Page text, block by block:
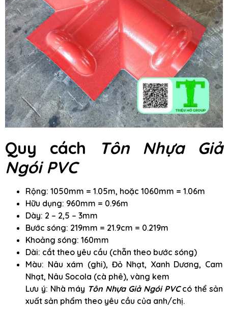
Quy cách
Tôn Nhựa Giả
Ngói PVC
Rộng: 1050mm = 1.05m, hoặc 1060mm = 1.06m
Hữu dụng: 960mm = 0.96m
Dày: 2 – 2,5 – 3mm
Bước sóng: 219mm = 21.9cm = 0.219m
Khoảng sóng: 160mm
Dài: cắt theo yêu cầu (chẵn theo bước sóng)
Màu: Nâu xám (ghi), Đỏ Nhạt, Xanh Dương, Cam
Nhạt, Nâu Socola (cà phê), vàng kem
Lưu ý: Nhà máy Tôn Nhựa Giả Ngói PVC có thể sản
xuất sản phẩm theo yêu cầu của anh/chị.